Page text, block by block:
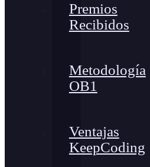
Premios
Recibidos
Metodología
OB1
Ventajas
KeepCoding